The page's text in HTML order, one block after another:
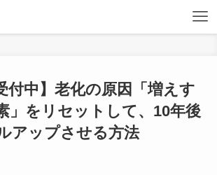
付中】老化の原因「増えす
」をリセットして、10年後
アップさせる方法